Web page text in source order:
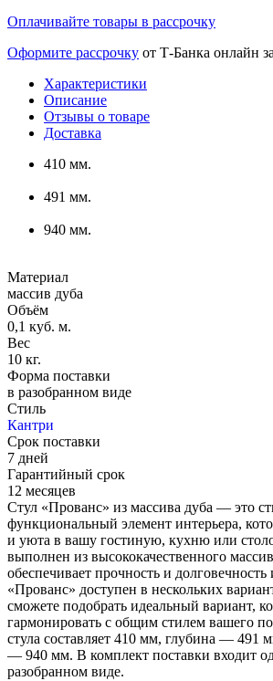
Оплачивайте товары в рассрочку
Оформите рассрочку от Т-Банка онлайн
Характеристики
Описание
Отзывы о товаре
Доставка
410 мм.
491 мм.
940 мм.
Материал
массив дуба
Объём
0,1 куб. м.
Вес
10 кг.
Форма поставки
в разобранном виде
Стиль
Кантри
Срок поставки
7 дней
Гарантийный срок
12 месяцев
Стул «Прованс» из массива дуба — это
функциональный элемент интерьера,
и уюта в вашу гостиную, кухню или
выполнен из высококачественного
обеспечивает прочность и долговечность
«Прованс» доступен в нескольких
сможете подобрать идеальный вариант,
гармонировать с общим стилем вашего
стула составляет 410 мм, глубина — 491
— 940 мм. В комплект поставки входит
разобранном виде.